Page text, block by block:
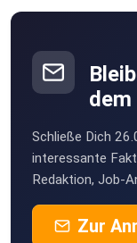
dem
Schließe Dich
interessante
Redaktion, Job-
Zur